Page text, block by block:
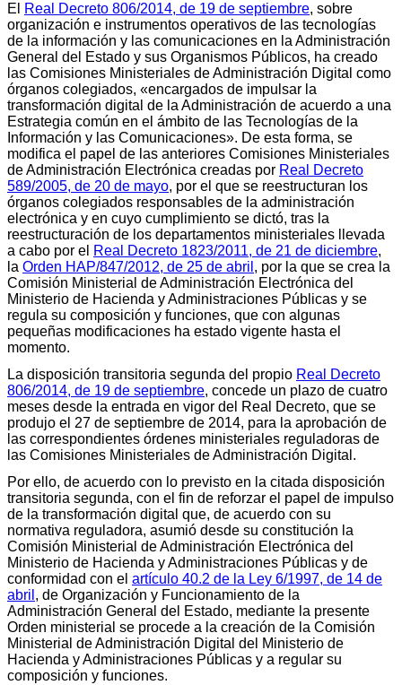
El Real Decreto 806/2014, de 19 de septiembre, sobre
organización e instrumentos operativos de las tecnologías
de la información y las comunicaciones en la Administración
General del Estado y sus Organismos Públicos, ha creado
las Comisiones Ministeriales de Administración Digital como
órganos colegiados, «encargados de impulsar la
transformación digital de la Administración de acuerdo a una
Estrategia común en el ámbito de las Tecnologías de la
Información y las Comunicaciones». De esta forma, se
modifica el papel de las anteriores Comisiones Ministeriales
de Administración Electrónica creadas por Real Decreto
589/2005, de 20 de mayo, por el que se reestructuran los
órganos colegiados responsables de la administración
electrónica y en cuyo cumplimiento se dictó, tras la
reestructuración de los departamentos ministeriales llevada
a cabo por el Real Decreto 1823/2011, de 21 de diciembre,
la Orden HAP/847/2012, de 25 de abril , por la que se crea la
Comisión Ministerial de Administración Electrónica del
Ministerio de Hacienda y Administraciones Públicas y se
regula su composición y funciones, que con algunas
pequeñas modificaciones ha estado vigente hasta el
momento.
La disposición transitoria segunda del propio Real Decreto
806/2014, de 19 de septiembre, concede un plazo de cuatro
meses desde la entrada en vigor del Real Decreto, que se
produjo el 27 de septiembre de 2014, para la aprobación de
las correspondientes órdenes ministeriales reguladoras de
las Comisiones Ministeriales de Administración Digital.
Por ello, de acuerdo con lo previsto en la citada disposición
transitoria segunda, con el fin de reforzar el papel de impulso
de la transformación digital que, de acuerdo con su
normativa reguladora, asumió desde su constitución la
Comisión Ministerial de Administración Electrónica del
Ministerio de Hacienda y Administraciones Públicas y de
conformidad con el artículo 40.2 de la Ley 6/1997, de 14 de
abril , de Organización y Funcionamiento de la
Administración General del Estado, mediante la presente
Orden ministerial se procede a la creación de la Comisión
Ministerial de Administración Digital del Ministerio de
Hacienda y Administraciones Públicas y a regular su
composición y funciones.